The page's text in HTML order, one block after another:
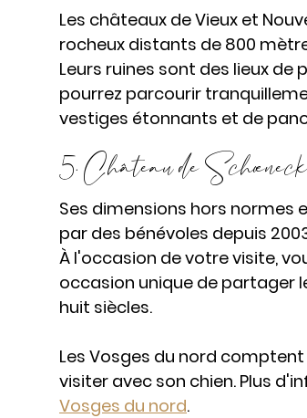
Les châteaux de Vieux et
rocheux distants de 800
Leurs ruines sont des lieux
pourrez parcourir
vestiges étonnants et de
5. Château de Schœneck
Ses dimensions hors normes
par des bénévoles depuis
À l'occasion de votre visite,
occasion unique de partager
huit siècles.
Les Vosges du nord
visiter avec son chien. Plus
Vosges du nord.